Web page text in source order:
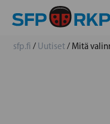
sfp.fi / Uutiset/ Mitä